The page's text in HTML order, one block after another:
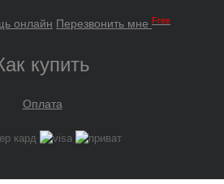
онлайн Перезвонить мне Free
купить
Оплата